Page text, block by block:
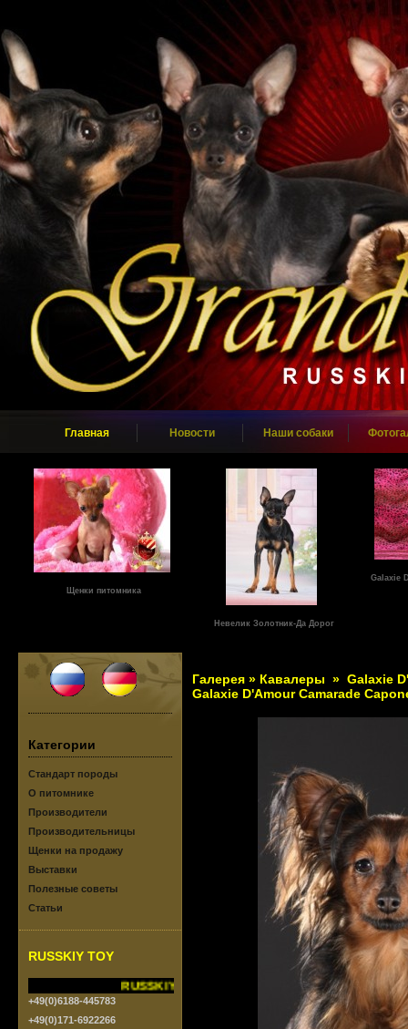
Главная Новости Наши собаки
Щенки питомника
Невелик Золотник-Да Дорог
Galaxie
Категории
Стандарт породы
О питомнике
Производители
Производительницы
Щенки на продажу
Выставки
Полезные советы
Статьи
RUSSKIY TOY
RUSSKIY TOY vom Grand-Toy.FCI/VDH
+49(0)6188-445783
+49(0)171-6922266
Галерея » Кавалеры » Galaxie
Galaxie D'Amour Camarade